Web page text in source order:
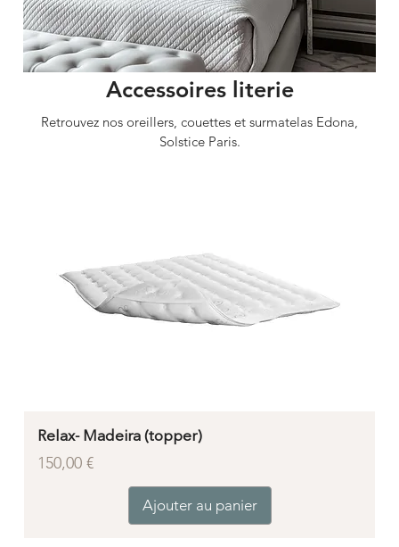
Accessoires literie
Retrouvez nos oreillers, couettes et surmatelas Edona,
Solstice Paris.
Relax- Madeira (topper)
Prix
150,00 €
Ajouter au panier